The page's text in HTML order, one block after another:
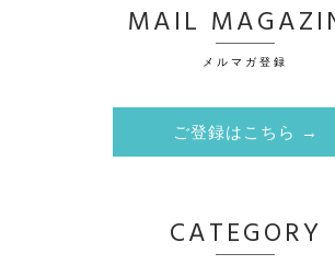
MAIL
メルマガ登録
ご登録はこちら →
CATEGORY